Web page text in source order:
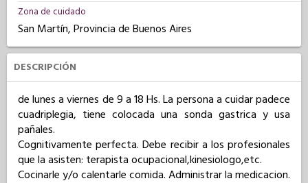
Zona de cuidado
San Martín, Provincia de Buenos Aires
DESCRIPCIÓN
de lunes a viernes de 9 a 18 Hs. La persona a cuidar padece
cuadriplegia, tiene colocada una sonda gastrica y usa
pañales.
Cognitivamente perfecta. Debe recibir a los profesionales
que la asisten: terapista ocupacional,kinesiologo,etc.
Cocinarle y/o calentarle comida. Administrar la medicacion.